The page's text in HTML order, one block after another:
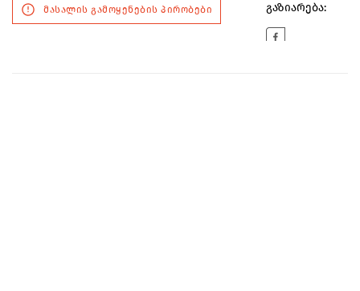
მასალის გამოყენების პირობები გაზიარება: